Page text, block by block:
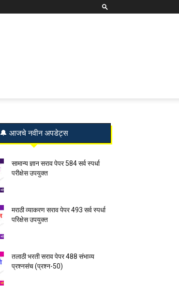
🔔 आजचे नवीन अपडेट्स
सामान्य ज्ञान सराव पेपर 584 सर्व स्पर्धा
परीक्षेस उपयुक्त
मराठी व्याकरण सराव पेपर 493 सर्व स्पर्धा
परिक्षेस उपयुक्त
तलाठी भरती सराव पेपर 488 संभाव्य
प्रश्नसंच (प्रश्न-50)